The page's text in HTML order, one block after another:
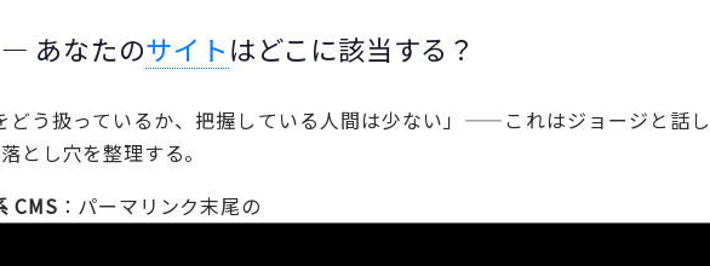
あなたのサイトはどこに該当する？
どう扱っているか、把握している人間は少ない」——これはジョージと話
とし穴を整理する。
CMS ：パーマリンク末尾の